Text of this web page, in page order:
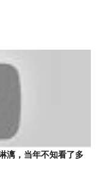
漓，当年不知看了多